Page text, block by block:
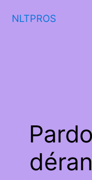
NLTPROS